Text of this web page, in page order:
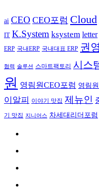
ai CEO CEO포럼 Cloud
IT K.System ksystem letter
ERP 국내ERP 국내대표 ERP 권
협력 솔루션 스마트팩토리 시스
원 영림원CEO포럼 영림
이알피 이야기 맛집 제뉴인
기 맛집 지니어스 차세대리더포럼